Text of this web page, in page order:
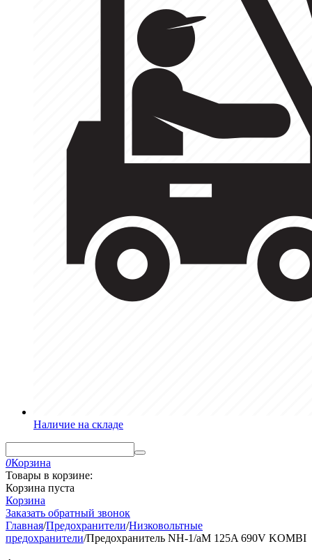
Наличие на складе
0Корзина
Товары в корзине:
Корзина пуста
Корзина
Заказать обратный звонок
Главная/Предохранители/Низковольтные
предохранители/Предохранитель NH-1/aM 125A 690V KOMBI